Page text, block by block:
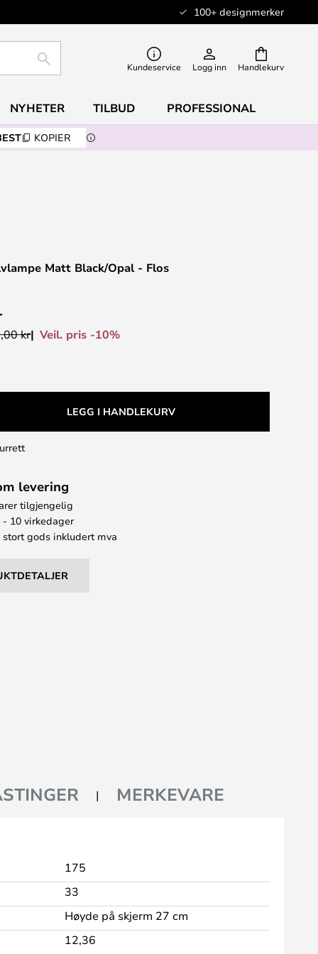
100+ designmerker
Handlekurv
SØK Kundeservice Logg inn
NYHETER TILBUD PROFESSIONAL
KOPIER
Matt Black/Opal - Flos
kr Veil. pris -10%
LEGG I HANDLEKURV
levering
tilgjengelig
10 virkedager
stort gods inkludert mva
MERKEVARE
175
33
Høyde på skjerm 27 cm
12,36